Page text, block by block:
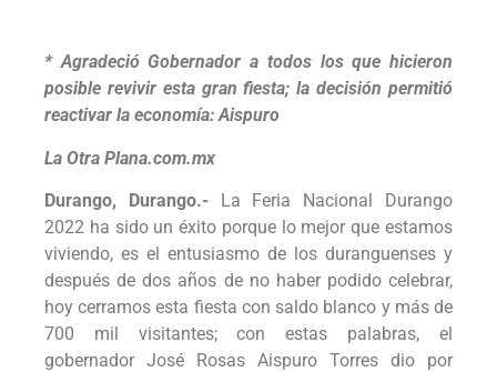
* Agradeció Gobernador a todos los que hicieron
posible revivir esta gran fiesta; la decisión permitió
reactivar la economía: Aispuro
La Otra Plana.com.mx
Durango, Durango.-La Feria Nacional Durango
2022 ha sido un éxito porque lo mejor que estamos
viviendo, es el entusiasmo de los duranguenses y
después de dos años de no haber podido celebrar,
hoy cerramos esta fiesta con saldo blanco y más de
700 mil visitantes; con estas palabras, el
gobernador José Rosas Aispuro Torres dio por